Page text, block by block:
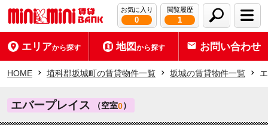
お気に入り
0
閲覧履歴
1
エリアから探す 地図から探す お問い合わせ
HOME 埴科郡坂城町の賃貸物件一覧 坂城の賃貸物件一覧
エバープレイス （空室0）